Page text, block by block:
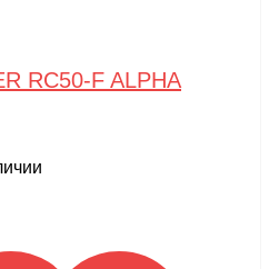
RC50-F ALPHA